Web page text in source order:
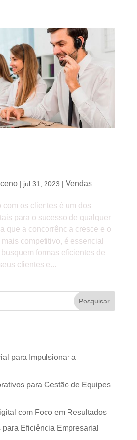
| jul 31, 2023 | Vendas
com os clientes é um dos
para o sucesso de qualquer
que a concorrência cresce e o
competitivo, é essencial
formas eficientes de
clientes e...
Pesquisar
para Impulsionar a
para Gestão de Equipes
com Foco em Resultados
Eficiência Empresarial